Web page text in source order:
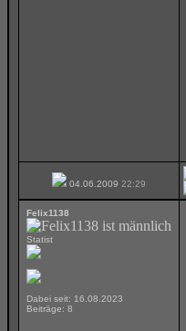
04.06.2009 22:29
Felix1138
Statist
Dabei seit: 16.08.2023
Beiträge: 8